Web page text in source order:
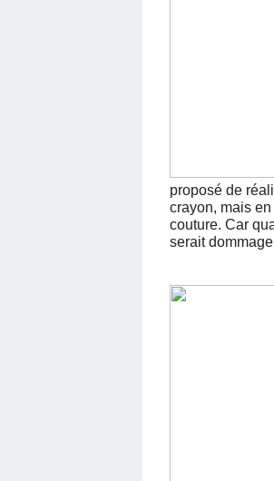
proposé de
crayon, mais
couture. Car
serait